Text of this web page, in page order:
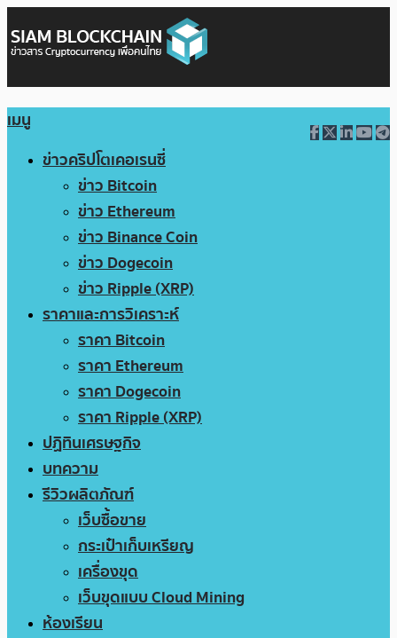
เมนู
ข่าวคริปโตเคอเรนซี่
ข่าว Bitcoin
ข่าว Ethereum
ข่าว Binance Coin
ข่าว Dogecoin
ข่าว Ripple (XRP)
ราคาและการวิเคราะห์
ราคา Bitcoin
ราคา Ethereum
ราคา Dogecoin
ราคา Ripple (XRP)
ปฏิทินเศรษฐกิจ
บทความ
รีวิวผลิตภัณฑ์
เว็บซื้อขาย
กระเป๋าเก็บเหรียญ
เครื่องขุด
เว็บขุดแบบ Cloud Mining
ห้องเรียน